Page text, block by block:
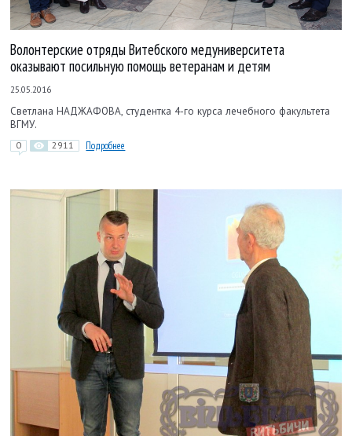
Волонтерские отряды Витебского медуниверситета
оказывают посильную помощь ветеранам и детям
25.05.2016
Светлана НАДЖАФОВА, студентка 4-го курса лечебного факультета
ВГМУ.
0 2911 Подробнее